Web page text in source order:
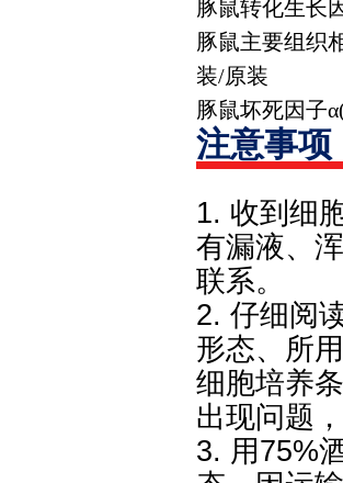
豚鼠转化生长
豚鼠主要组织
装/原装
豚鼠坏死因子α
注意事项
1. 收到细
有漏液、
联系。
2. 仔细阅
形态、所
细胞培养
出现问题
3. 用75%